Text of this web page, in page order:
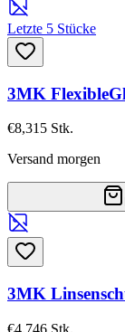
Letzte 5 Stücke
3MK
€8,31 5 Stk.
Versand morgen
3MK
€4,746 Stk.